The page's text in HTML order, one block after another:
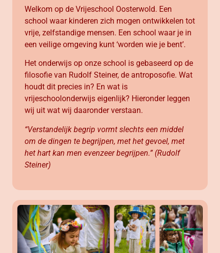
Welkom op de Vrijeschool Oosterwold. Een
school waar kinderen zich mogen ontwikkelen tot
vrije, zelfstandige mensen. Een school waar je in
een veilige omgeving kunt ‘worden wie je bent’.
Het onderwijs op onze school is gebaseerd op de
filosofie van Rudolf Steiner, de antroposofie. Wat
houdt dit precies in? En wat is
vrijeschoolonderwijs eigenlijk? Hieronder leggen
wij uit wat wij daaronder verstaan.
“Verstandelijk begrip vormt slechts een middel
om de dingen te begrijpen, met het gevoel, met
het hart kan men evenzeer begrijpen.” (Rudolf
Steiner)